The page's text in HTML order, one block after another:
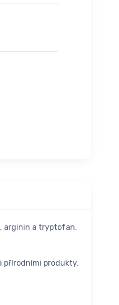
arginin a tryptofan.
přírodními produkty,